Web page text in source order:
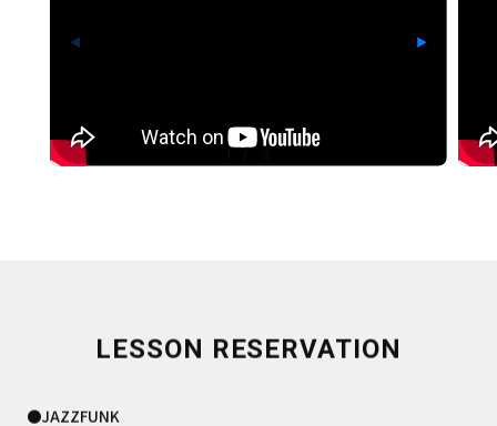
◀ ▶
LESSON RESERVATION
●JAZZFUNK